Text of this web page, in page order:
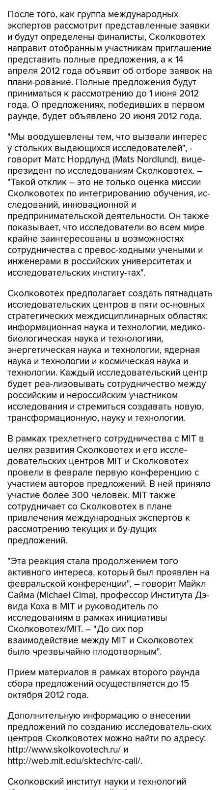
После того, как группа международных
экспертов рассмотрит представленные заявки
и будут определены финалисты, Сколковотех
направит отобранным участникам приглашение
представить полные предложения, а к 14
апреля 2012 года объявит об отборе заявок на
плани-рование. Полные предложения будут
приниматься к рассмотрению до 1 июня 2012
года. О предложениях, победивших в первом
раунде, будет объявлено 20 июня 2012 года.
"Мы воодушевлены тем, что вызвали интерес
у стольких выдающихся исследователей", -
говорит Матс Нордлунд (Mats Nordlund), вице-
президент по исследованиям Сколковотех. –
"Такой отклик – это не только оценка миссии
Сколковотех по интегрированию обучения, ис-
следований, инновационной и
предпринимательской деятельности. Он также
показывает, что исследователи во всем мире
крайне заинтересованы в возможностях
сотрудничества с превос-ходными учеными и
инженерами в российских университетах и
исследовательских институ-тах".
Сколковотех предполагает создать пятнадцать
исследовательских центров в пяти ос-новных
стратегических междисциплинарных областях:
информационная наука и технологии, медико-
биологическая наука и технологияи,
энергетическая наука и технологии, ядерная
наука и технологии и космическая наука и
технологии. Каждый исследовательский центр
будет реа-лизовывать сотрудничество между
российским и нероссийским участником
исследования и стремиться создавать новую,
трансформационную, науку и технологии.
В рамках трехлетнего сотрудничества с MIT в
целях развития Сколковотех и его иссле-
довательских центров MIT и Сколковотех
провели в феврале первую конференцию с
участием авторов предложений. В ней приняло
участие более 300 человек. MIT также
сотрудничает со Сколковотех в плане
привлечения международных экспертов к
рассмотрению текущих и бу-дущих
предложений.
"Эта реакция стала продолжением того
активного интереса, который был проявлен на
февральской конференции", – говорит Майкл
Сайма (Michael Cima), профессор Института Дэ-
вида Коха в MIT и руководитель по
исследованиям в рамках инициативы
Сколковотех/MIT. – "До сих пор
взаимодействие между MIT и Сколковотех
было чрезвычайно плодотворным".
Прием материалов в рамках второго раунда
сбора предложений осуществляется до 15
октября 2012 года.
Дополнительную информацию о внесении
предложений по созданию исследователь-ских
центров Сколковотех можно найти по адресу:
http://www.skolkovotech.ru/ и
http://web.mit.edu/sktech/rc-call/.
Сколковский институт науки и технологий